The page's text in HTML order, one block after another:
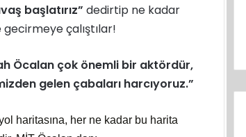
başlatırız” dedirtip ne kadar
çalıştılar!
Öcalan çok önemli bir aktördür,
gelen çabaları harcıyoruz.”
haritasına, her ne kadar bu harita